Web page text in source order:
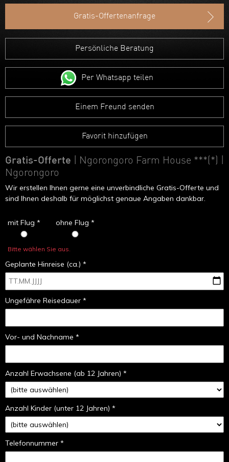
Ruanda
Äthiopien
Madagaskar
Marokko
Gratis-Offertenanfrage
Persönliche Beratung
Per Whatsapp teilen
Einem Freund senden
Favorit hinzufügen
Gratis-Offerte | Ngorongoro Farm House ***(*)
Ngorongoro
Wir erstellen Ihnen gerne eine unverbindliche Gratis-Offerte und
sind Ihnen deshalb für möglichst genaue Angaben dankbar.
mit Flug * ohne Flug *
Bitte wählen Sie aus.
Geplante Hinreise (ca.) *
Ungefähre Reisedauer *
Vor- und Nachname *
Anzahl Erwachsene (ab 12 Jahren) *
Anzahl Kinder (unter 12 Jahren) *
Telefonnummer *